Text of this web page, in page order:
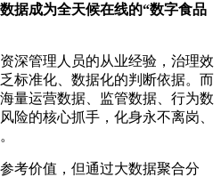
据成为全天候在线的“数字食品
深管理人员的从业经验，治理效
标准化、数据化的判断依据。而
量运营数据、监管数据、行为数
险的核心抓手，化身永不离岗、
考价值，但通过大数据聚合分